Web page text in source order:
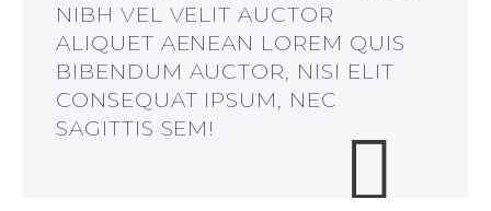
NIBH VEL VELIT AUCTOR
ALIQUET AENEAN LOREM QUIS
BIBENDUM AUCTOR, NISI ELIT
CONSEQUAT IPSUM, NEC
SAGITTIS SEM!